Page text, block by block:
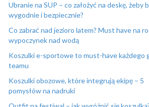
Ubranie na SUP – co założyć na deskę, żeby
wygodnie i bezpiecznie?
Co zabrać nad jezioro latem? Must have na
wypoczynek nad wodą
Koszulki e-sportowe to must-have każdego
teamu
Koszulki obozowe, które integrują ekipę – 5
pomysłów na nadruki